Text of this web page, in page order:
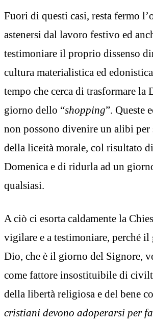
Fuori di questi casi, resta fermo
astenersi dal lavoro festivo ed
testimoniare il proprio dissenso
cultura materialistica ed
tempo che cerca di trasformare la
giorno dello “shopping”. Queste
non possono divenire un alibi
della liceità morale, col risultato
Domenica e di ridurla ad un
qualsiasi.
A ciò ci esorta caldamente la
vigilare e a testimoniare, perché il
Dio, che è il giorno del Signore,
come fattore insostituibile di
della libertà religiosa e del bene
cristiani devono adoperarsi per